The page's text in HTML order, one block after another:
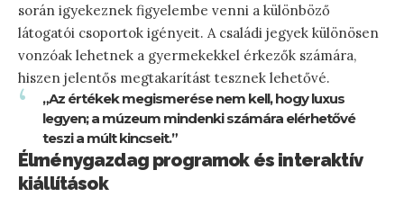
során igyekeznek figyelembe venni a különböző
látogatói csoportok igényeit. A családi jegyek különösen
vonzóak lehetnek a gyermekekkel érkezők számára,
hiszen jelentős megtakarítást tesznek lehetővé.
„Az értékek megismerése nem kell, hogy luxus
legyen; a múzeum mindenki számára elérhetővé
teszi a múlt kincseit.”
Élménygazdag programok és interaktív
kiállítások